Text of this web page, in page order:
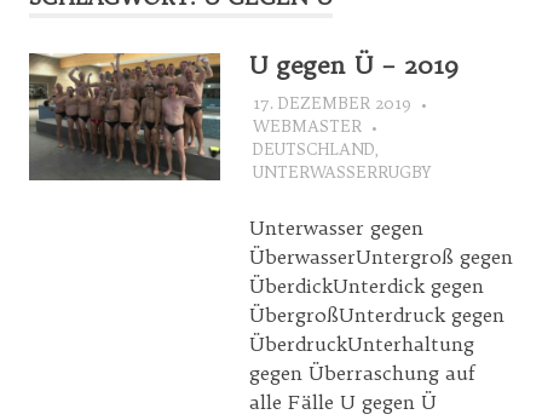
U gegen Ü – 2019
17. DEZEMBER 2019
WEBMASTER
DEUTSCHLAND
UNTERWASSERRUGBY
Unterwasser gegen
ÜberwasserUntergroß gegen
ÜberdickUnterdick gegen
ÜbergroßUnterdruck gegen
ÜberdruckUnterhaltung
gegen Überraschung auf
alle Fälle U gegen Ü